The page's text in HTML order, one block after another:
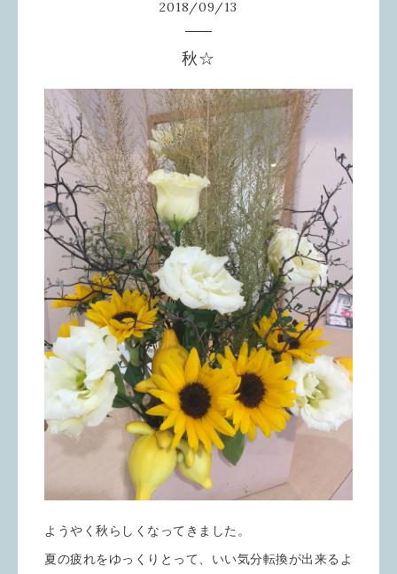
2018/09/13
秋☆
ようやく秋らしくなってきました。
夏の疲れをゆっくりとって、いい気分転換が出来るよ